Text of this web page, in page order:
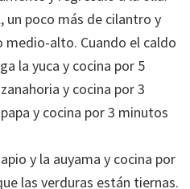
un poco más de cilantro y
medio-alto. Cuando el caldo
la yuca y cocina por 5
y cocina por 3
y cocina por 3 minutos
y la auyama y cocina por
las verduras están tiernas.